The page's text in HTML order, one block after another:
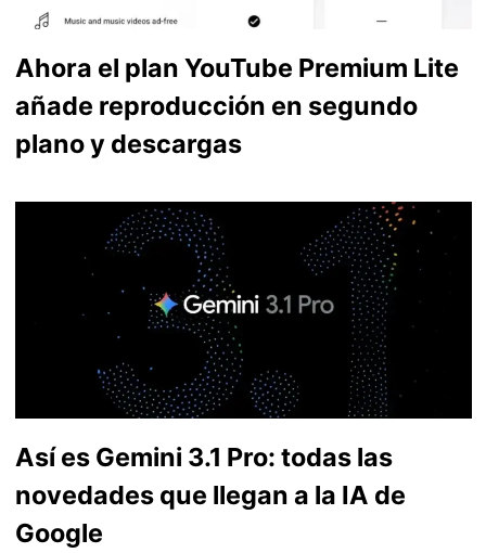
Ahora el plan YouTube Premium Lite
añade reproducción en segundo
plano y descargas
Así es Gemini 3.1 Pro: todas las
novedades que llegan a la IA de
Google